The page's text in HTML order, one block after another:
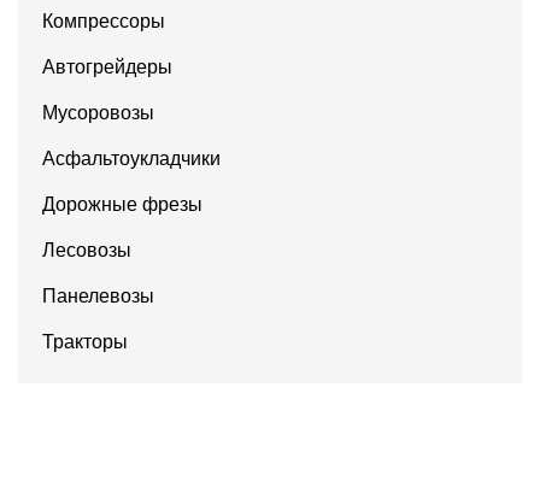
Компрессоры
Автогрейдеры
Мусоровозы
Асфальтоукладчики
Дорожные фрезы
Лесовозы
Панелевозы
Тракторы